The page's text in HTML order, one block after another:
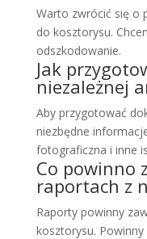
Warto zwrócić się o
do kosztorysu.
odszkodowanie.
Jak
niezależnej
Aby przygotować
niezbędne
fotograficzna i inne
Co powinno
raportach z
Raporty powinny
kosztorysu.